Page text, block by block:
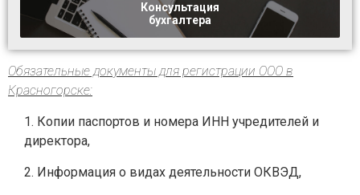
Консультация
бухгалтера
Обязательные документы для регистрации ООО в
Красногорске:
1. Копии паспортов и номера ИНН учредителей и
директора,
2. Информация о видах деятельности ОКВЭД,